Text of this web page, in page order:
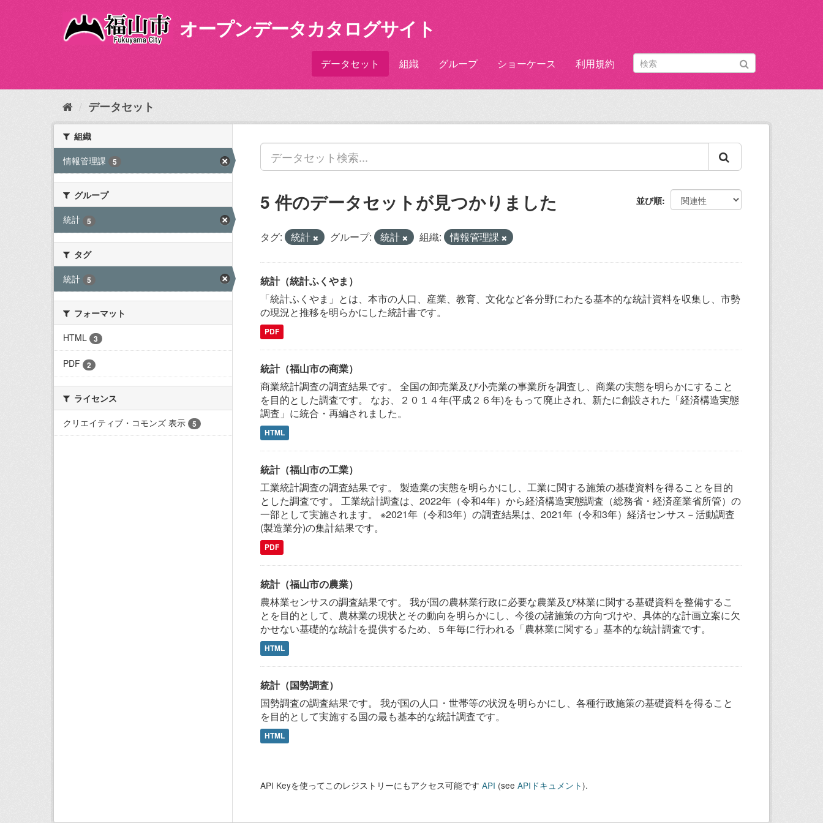
内
オープンデータカタログサイト
データセット 組織 グループ ショーケース 利用規約
データセット
組織
情報管理課
5
グループ
統計
5
タグ
統計
5
フォーマット
HTML
3
PDF 2
ライセンス
クリエイティブ・コモンズ 表示
5
並び順
5 件のデータセットが見つかりました
タグ: 統計 グループ: 統計 組織: 情報管理課
統計（統計ふくやま）
「統計ふくやま」とは、本市の人口、産業、教育、文化など各分野にわたる基本的な統計資料を収集し、市勢
の現況と推移を明らかにした統計書です。
PDF
統計（福山市の商業）
商業統計調査の調査結果です。 全国の卸売業及び小売業の事業所を調査し、商業の実態を明らかにすること
を目的とした調査です。 なお、２０１４年(平成２６年)をもって廃止され、新たに創設された「経済構造実態
調査」に統合・再編されました。
HTML
統計（福山市の工業）
工業統計調査の調査結果です。 製造業の実態を明らかにし、工業に関する施策の基礎資料を得ることを目的
とした調査です。 工業統計調査は、2022年（令和4年）から経済構造実態調査（総務省・経済産業省所管）の
一部として実施されます。 ※2021年（令和3年）の調査結果は、2021年（令和3年）経済センサス－活動調査
(製造業分)の集計結果です。
PDF
統計（福山市の農業）
農林業センサスの調査結果です。 我が国の農林業行政に必要な農業及び林業に関する基礎資料を整備するこ
とを目的として、農林業の現状とその動向を明らかにし、今後の諸施策の方向づけや、具体的な計画立案に欠
かせない基礎的な統計を提供するため、５年毎に行われる「農林業に関する」基本的な統計調査です。
HTML
統計（国勢調査）
国勢調査の調査結果です。 我が国の人口・世帯等の状況を明らかにし、各種行政施策の基礎資料を得ること
を目的として実施する国の最も基本的な統計調査です。
HTML
API Keyを使ってこのレジストリーにもアクセス可能です API (see APIドキュメント).